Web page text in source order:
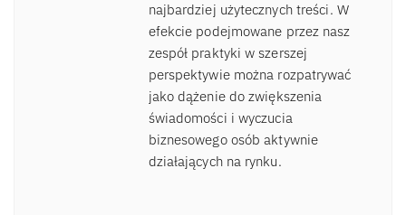
najbardziej użytecznych treści. W
efekcie podejmowane przez nasz
zespół praktyki w szerszej
perspektywie można rozpatrywać
jako dążenie do zwiększenia
świadomości i wyczucia
biznesowego osób aktywnie
działających na rynku.